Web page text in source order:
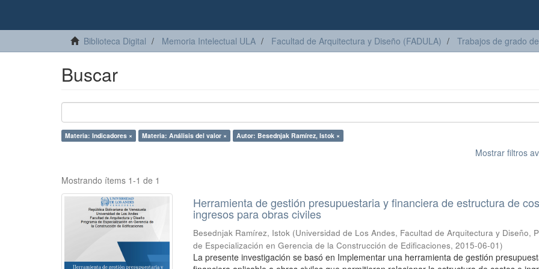
Biblioteca Digital Memoria Intelectual ULA Facultad de Arquitectura y Diseño (FADULA) Trabajos de grado
Buscar
Materia: Indicadores × Materia: Análisis del valor × Autor: Besednjak Ramírez, Istok ×
Mostrar filtros
Mostrando ítems 1-1 de 1
Herramienta de gestión presupuestaria y financiera de estructura de
ingresos para obras civiles
Besednjak Ramírez, Istok (Universidad de Los Andes, Facultad de Arquitectura y Diseño,
de Especialización en Gerencia de la Construcción de Edificaciones,2015-06-01)
La presente investigación se basó en Implementar una herramienta de gestión